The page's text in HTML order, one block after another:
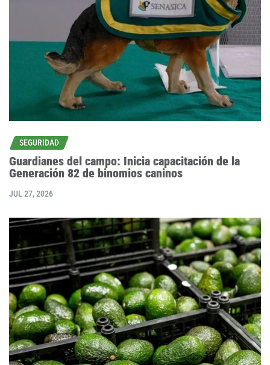
SEGURIDAD
Guardianes del campo: Inicia capacitación de la
Generación 82 de binomios caninos
JUL 27, 2026